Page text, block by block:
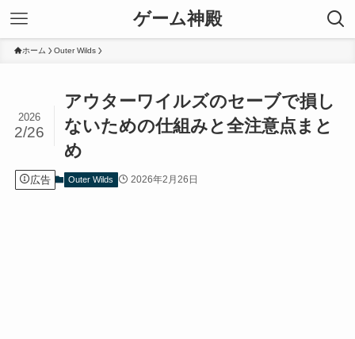
ゲーム神殿
ホーム Outer Wilds
アウターワイルズのセーブで損し
ないための仕組みと全注意点まと
め
2026
2/26
広告 Outer Wilds 2026年2月26日